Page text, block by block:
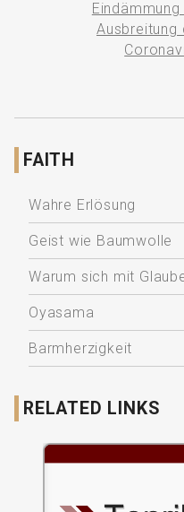
Eindämmung
Ausbreitung
FAITH
Wahre Erlösung
Geist wie Baumwolle
Warum sich mit
Oyasama
Barmherzigkeit
RELATED LINKS